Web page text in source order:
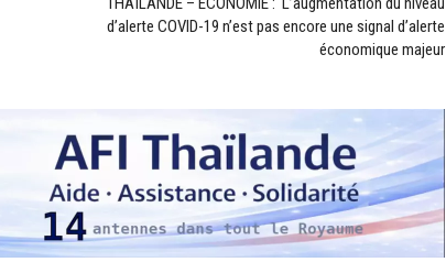
d’alerte COVID-19 n’est pas encore une signal d’alerte
économique majeur